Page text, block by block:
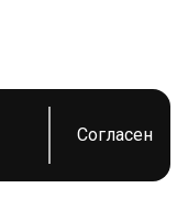
Согласен